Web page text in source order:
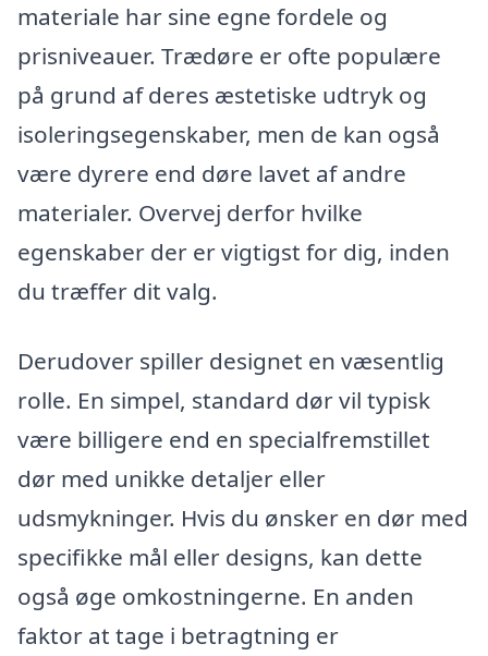
materiale har sine egne fordele og
prisniveauer. Trædøre er ofte populære
på grund af deres æstetiske udtryk og
isoleringsegenskaber, men de kan også
være dyrere end døre lavet af andre
materialer. Overvej derfor hvilke
egenskaber der er vigtigst for dig, inden
du træffer dit valg.
Derudover spiller designet en væsentlig
rolle. En simpel, standard dør vil typisk
være billigere end en specialfremstillet
dør med unikke detaljer eller
udsmykninger. Hvis du ønsker en dør med
specifikke mål eller designs, kan dette
også øge omkostningerne. En anden
faktor at tage i betragtning er